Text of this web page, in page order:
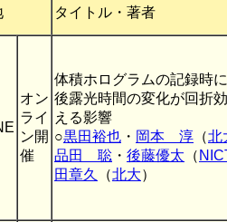
タイトル・著者
オン
ライ
ン開
催
体積ホログラムの記録時
後露光時間の変化が回折
える影響
○黒田裕也 ・ 岡本 淳 （北
品田 聡 ・ 後藤優太 （
田章久
（北大）